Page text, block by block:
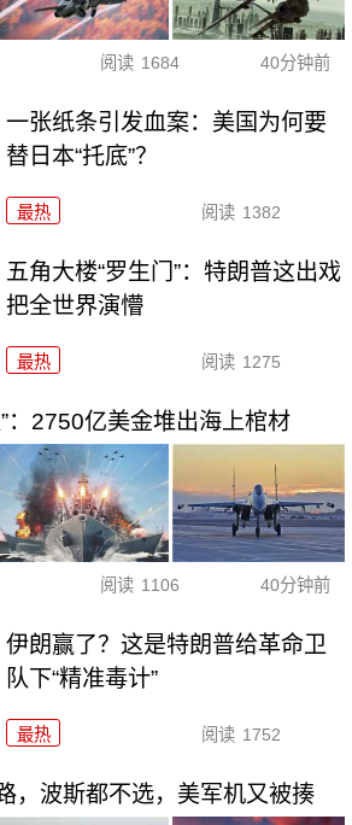
阅读 1684 40分钟前
一张纸条引发血案：美国为何要
替日本“托底”？
最热 阅读 1382
五角大楼“罗生门”：特朗普这出戏
把全世界演懵
最热 阅读 1275
：2750亿美金堆出海上棺材
阅读 1106 40分钟前
伊朗赢了？这是特朗普给革命卫
队下“精准毒计”
最热 阅读 1752
，波斯都不选，美军机又被揍